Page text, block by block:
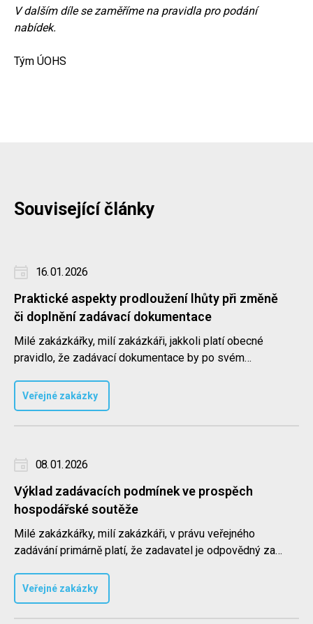
V dalším díle se zaměříme na pravidla pro podání
nabídek.
Tým ÚOHS
Související články
16. 01. 2026
Praktické aspekty prodloužení lhůty při změně
či doplnění zadávací dokumentace
Milé zakázkářky, milí zakázkáři, jakkoli platí obecné
pravidlo, že zadávací dokumentace by po svém
Veřejné zakázky
08. 01. 2026
Výklad zadávacích podmínek ve prospěch
hospodářské soutěže
Milé zakázkářky, milí zakázkáři, v právu veřejného
zadávání primárně platí, že zadavatel je odpovědný za
Veřejné zakázky